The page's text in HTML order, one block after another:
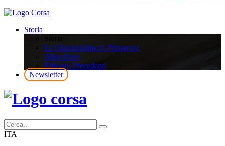
Storia
La Classicissima di Primavera
Albo d’oro
Edizioni Precedenti
Newsletter
ITA